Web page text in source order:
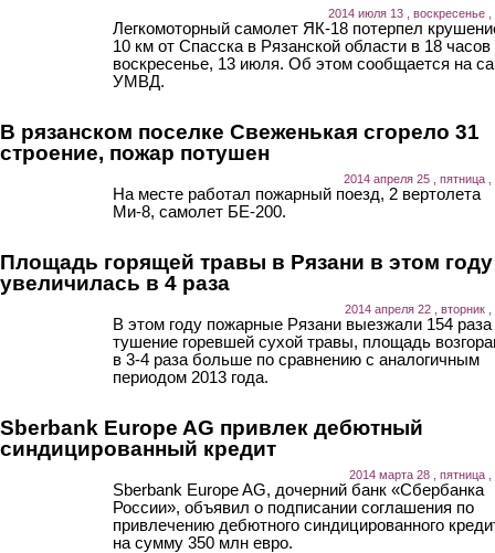
2014 июля 13 , воскресенье ,
Легкомоторный самолет ЯК-18 потерпел
10 км от Спасска в Рязанской области в 18 часов
воскресенье, 13 июля. Об этом сообщается на
УМВД.
В рязанском поселке Свеженькая сгорело 31
строение, пожар потушен
2014 апреля 25 , пятница ,
На месте работал пожарный поезд, 2 вертолета
Ми-8, самолет БЕ-200.
Площадь горящей травы в Рязани в этом году
увеличилась в 4 раза
2014 апреля 22 , вторник ,
В этом году пожарные Рязани выезжали 154 раза
тушение горевшей сухой травы, площадь
в 3-4 раза больше по сравнению с аналогичным
периодом 2013 года.
Sberbank Europe AG привлек дебютный
синдицированный кредит
2014 марта 28 , пятница ,
Sberbank Europe AG, дочерний банк «Сбербанка
России», объявил о подписании соглашения по
привлечению дебютного синдицированного
на сумму 350 млн евро.